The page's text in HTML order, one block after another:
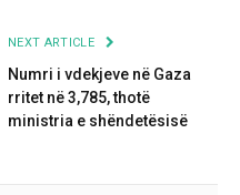
NEXT ARTICLE
Numri i vdekjeve në Gaza
rritet në 3,785, thotë
ministria e shëndetësisë